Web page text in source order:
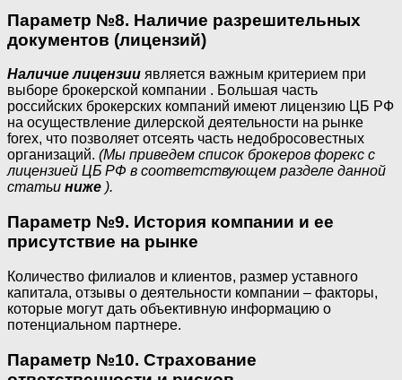
Параметр №8. Наличие разрешительных
документов (лицензий)
Наличие лицензии является важным критерием при
выборе брокерской компании . Большая часть
российских брокерских компаний имеют лицензию ЦБ РФ
на осуществление дилерской деятельности на рынке
forex, что позволяет отсеять часть недобросовестных
организаций. (Мы приведем список брокеров форекс с
лицензией ЦБ РФ в соответствующем разделе данной
статьи ниже ).
Параметр №9. История компании и ее
присутствие на рынке
Количество филиалов и клиентов, размер уставного
капитала, отзывы о деятельности компании – факторы,
которые могут дать объективную информацию о
потенциальном партнере.
Параметр №10. Страхование